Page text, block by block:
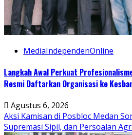
MediaIndependenOnline
Langkah Awal Perkuat
Resmi Daftarkan Organisasi ke
Agustus 6, 2026
Aksi Kamisan di Posbloc Medan
Supremasi Sipil, dan Persoalan